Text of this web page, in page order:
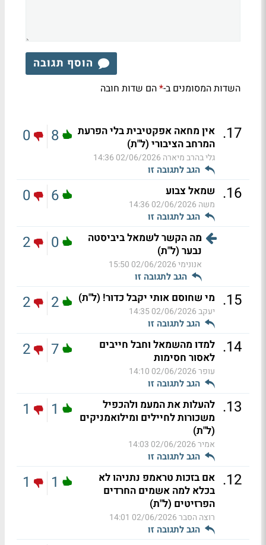
הוסף תגובה
השדות המסומנים ב-*הם שדות חובה
17
. אין מחאה אפקטיבית בלי הפרעת
המרחב הציבורי (ל"ת)
גלי בהרב מיארה 02/06/2026 14:36
הגב לתגובה זו
8
0
16
. שמאל צבוע
משה 02/06/2026 14:36
הגב לתגובה זו
6
0
מה הקשר לשמאל ביביסטה
נבער (ל"ת)
אנונימי02/06/2026 15:50
הגב לתגובה זו
0
2
15
. מי שחוסם אותי יקבל כדור! (ל"ת)
יעקב02/06/2026 14:35
הגב לתגובה זו
2
2
14
. למדו מהשמאל וחבל חייבים
לאסור חסימות
עופר02/06/2026 14:10
הגב לתגובה זו
7
2
13
. להעלות את המעמ ולהכפיל
משכורות לחיילים ומילואמניקים
(ל"ת)
אמיר02/06/2026 14:03
הגב לתגובה זו
1
1
12
. אם בזכות טראמפ נתניהו לא
בכלא למה אשמים החרדים
הפרזיטים (ל"ת)
רוצה הסבר02/06/2026 14:01
הגב לתגובה זו
1
1